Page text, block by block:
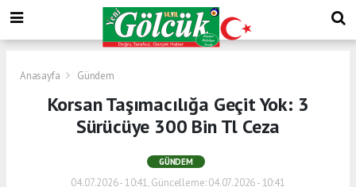
Anasayfa Gündem
Korsan Taşımacılığa Geçit Yok: 3
Sürücüye 300 Bin Tl Ceza
GÜNDEM
04.07.2026 - 10:41, Güncelleme: 04.07.2026 - 10:41